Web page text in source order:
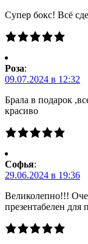
Супер бокс! Всё
Роза:
09.07.2024 в 12:32
Брала в подарок
красиво
Софья:
29.06.2024 в 19:36
Великолепно!!!
презентабелен для